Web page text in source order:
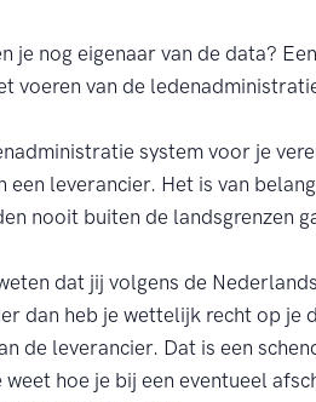
je nog eigenaar van de data?
voeren van de
system voor je
een leverancier. Het is van
nooit buiten de landsgrenzen
dat jij volgens de
dan heb je wettelijk recht op je
de leverancier. Dat is een
weet hoe je bij een eventueel